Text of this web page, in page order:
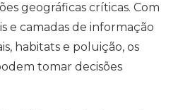
geográficas críticas. Com
e camadas de informação
habitats e poluição, os
tomar decisões